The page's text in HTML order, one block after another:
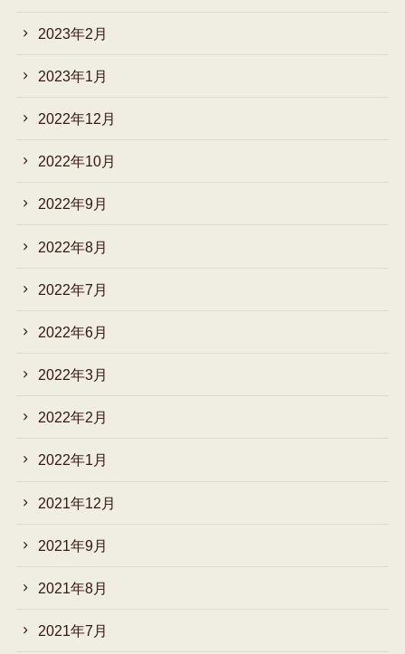
2023年2月
2023年1月
2022年12月
2022年10月
2022年9月
2022年8月
2022年7月
2022年6月
2022年3月
2022年2月
2022年1月
2021年12月
2021年9月
2021年8月
2021年7月